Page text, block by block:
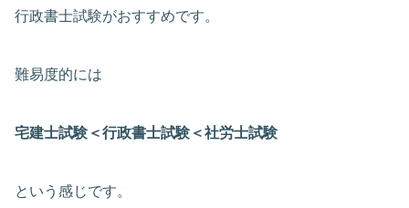
行政書士試験がおすすめです。
難易度的には
宅建士試験＜行政書士試験＜社労士試験
という感じです。